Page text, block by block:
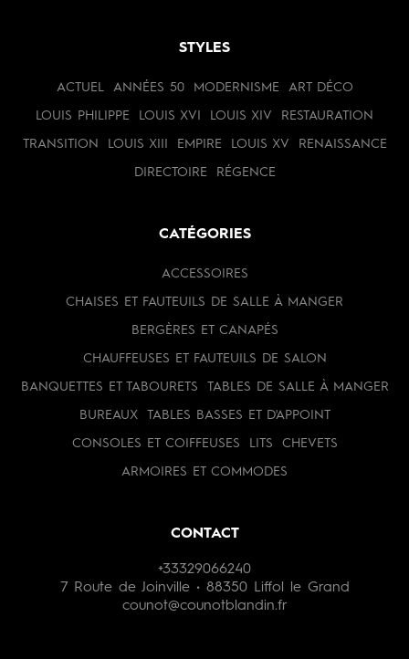
STYLES
ACTUEL ANNÉES 50 MODERNISME ART DÉCO
LOUIS PHILIPPE LOUIS XVI LOUIS XIV RESTAURATION
TRANSITION LOUIS XIII EMPIRE LOUIS XV RENAISSANCE
DIRECTOIRE RÉGENCE
CATÉGORIES
ACCESSOIRES
CHAISES ET FAUTEUILS DE SALLE À MANGER
BERGÈRES ET CANAPÉS
CHAUFFEUSES ET FAUTEUILS DE SALON
BANQUETTES ET TABOURETS TABLES DE SALLE À MANGER
BUREAUX TABLES BASSES ET D'APPOINT
CONSOLES ET COIFFEUSES LITS CHEVETS
ARMOIRES ET COMMODES
CONTACT
+33329066240
7 Route de Joinville • 88350 Liffol le Grand
counot@counotblandin.fr